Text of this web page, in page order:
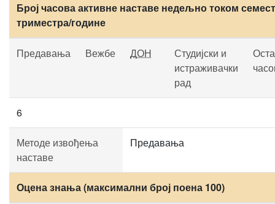
Број часова активне наставе недељно током
триместра/године
Предавања Вежбе ДОН
Студијски и
истраживачки
рад
6
Методе извођења
наставе
Предавања
Оцена знања (максимални број поена 100)